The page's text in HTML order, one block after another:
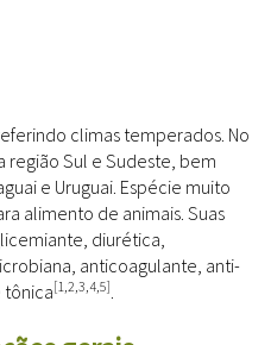
climas temperados. No
Sul e Sudeste, bem
e Uruguai. Espécie muito
alimento de animais. Suas
diurética,
anticoagulante, anti-
tônica[1,2,3,4,5]